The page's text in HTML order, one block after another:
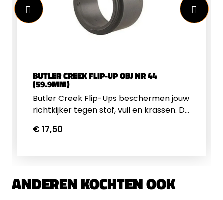
BUTLER CREEK FLIP-UP OBJ NR 44
(59.9MM)
Butler Creek Flip-Ups beschermen jouw
richtkijker tegen stof, vuil en krassen. De
kijker klikt dicht om te zorgen dat hij niet
€ 17,50
ANDEREN KOCHTEN OOK